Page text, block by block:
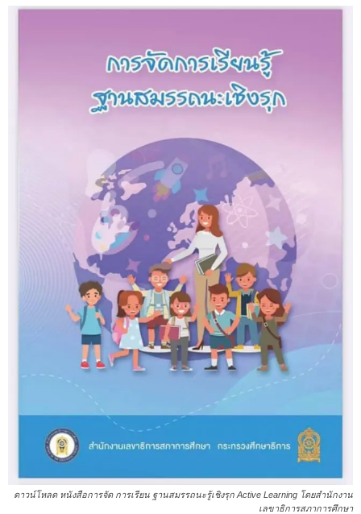
ดาวน์โหลด หนังสือการจัด การเรียน ฐานสมรรถนะรู้เชิงรุก Active Learning โดยสำนักงาน
เลขาธิการสภาการศึกษา